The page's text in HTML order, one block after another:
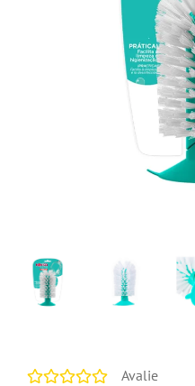
Avalie